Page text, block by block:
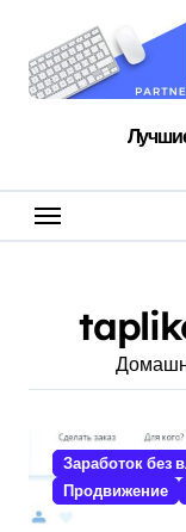
содержанию
Заработок без
Продвижение